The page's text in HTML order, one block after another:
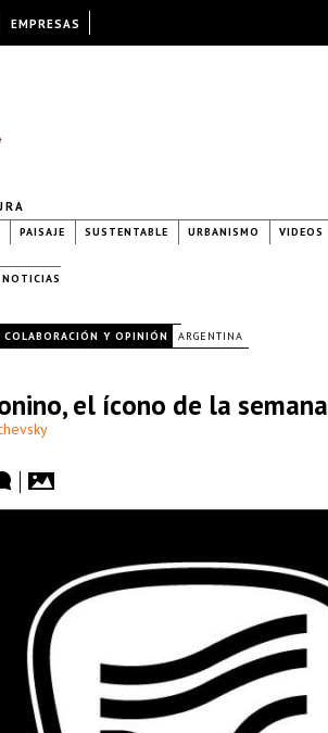
PAISAJE SUSTENTABLE URBANISMO VIDEOS
NOTICIAS
COLABORACIÓN Y OPINIÓN ARGENTINA
el ícono de la semana
EMPRESAS